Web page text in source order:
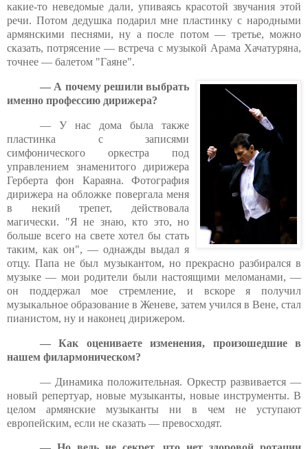
какие-то неведомые дали, упиваясь красотой звучания этой
речи. Потом дедушка подарил мне пластинку с народными
армянскими песнями, ну а после потом — третье, можно
сказать, потрясение — встреча с музыкой Арама Хачатуряна,
точнее — балетом "Гаяне".
— А почему решили выбрать
именно профессию дирижера?
— У нас дома была также
пластинка с записями
симфонического оркестра под
управлением знаменитого дирижера
Герберта фон Караяна. Фотография
дирижера на обложке повергала меня
в некий трепет, действовала
магически. "Я не знаю, кто это, но
больше всего на свете хотел бы стать
таким, как он", — однажды выдал я
отцу. Папа не был музыкантом, но прекрасно разбирался в
музыке — мои родители были настоящими меломанами, —
он поддержал мое стремление, и вскоре я получил
музыкальное образование в Женеве, затем учился в Вене, стал
пианистом, ну и наконец дирижером.
— Как оцениваете изменения, произошедшие в
нашем филармоническом?
— Динамика положительная. Оркестр развивается —
новый репертуар, новые музыканты, новые инструменты. В
целом армянские музыканты ни в чем не уступают
европейским, если не сказать — превосходят.